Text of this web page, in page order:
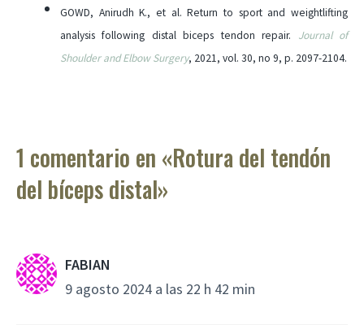
GOWD, Anirudh K., et al. Return to sport and weightlifting
analysis following distal biceps tendon repair. Journal of
Shoulder and Elbow Surgery, 2021, vol. 30, no 9, p. 2097-2104.
1 comentario en «Rotura del tendón
del bíceps distal»
FABIAN
9 agosto 2024 a las 22 h 42 min